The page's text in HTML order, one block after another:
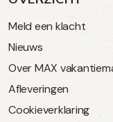
Meld een klacht
Nieuws
Over MAX
Afleveringen
Cookieverklaring